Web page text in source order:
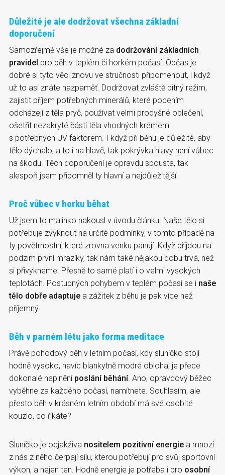
Důležité je ale dodržovat všechna základní
doporučení
Samozřejmě vše je možné za dodržování základních
pravidel pro běh v teplém či horkém počasí. Občas je
dobré si tyto věci znovu ve stručnosti připomenout, i když
už to asi znáte nazpaměť. Dodržovat zvláště pitný režim,
zajistit příjem potřebných minerálů, které pocením
odcházejí z těla pryč, používat velmi prodyšné oblečení,
ošetřit nezakryté části těla vhodných krémem
s potřebných UV faktorem. I když při běhu je důležité, aby
tělo dýchalo, a to i na hlavě, tak pokrývka hlavy není vůbec
na škodu. Těch doporučení je opravdu spousta, tak
alespoň jsem připomněl ty hlavní a nejdůležitější.
Proč vůbec v horku běhat
Už jsem to malinko nakousl v úvodu článku. Naše tělo si
potřebuje zvyknout na určité podmínky, v tomto případě na
ty povětrnostní, které zrovna venku panují. Když přijdou na
podzim první mrazíky, tak nám také nějakou dobu trvá, než
si přivykneme. Přesně to samé platí i o velmi vysokých
teplotách. Postupných pohybem v teplém počasí se i naše
tělo dobře adaptuje a zážitek z běhu je pak více než
příjemný.
Běh v parném létu jako forma meditace
Právě pohodový běh v letním počasí, kdy sluníčko stojí
hodně vysoko, navíc blankytně modré obloha, je přece
dokonalé naplnění poslání běhání. Ano, opravdový běžec
vyběhne za každého počasí, namítnete. Souhlasím, ale
přesto běh v krásném letním období má své osobité
kouzlo, co říkáte?
Sluníčko je odjakživa nositelem pozitivní energie a mnozí
z nás z něho čerpají sílu, kterou potřebují pro svůj sportovní
výkon, a nejen ten. Hodně energie je potřeba i pro osobní